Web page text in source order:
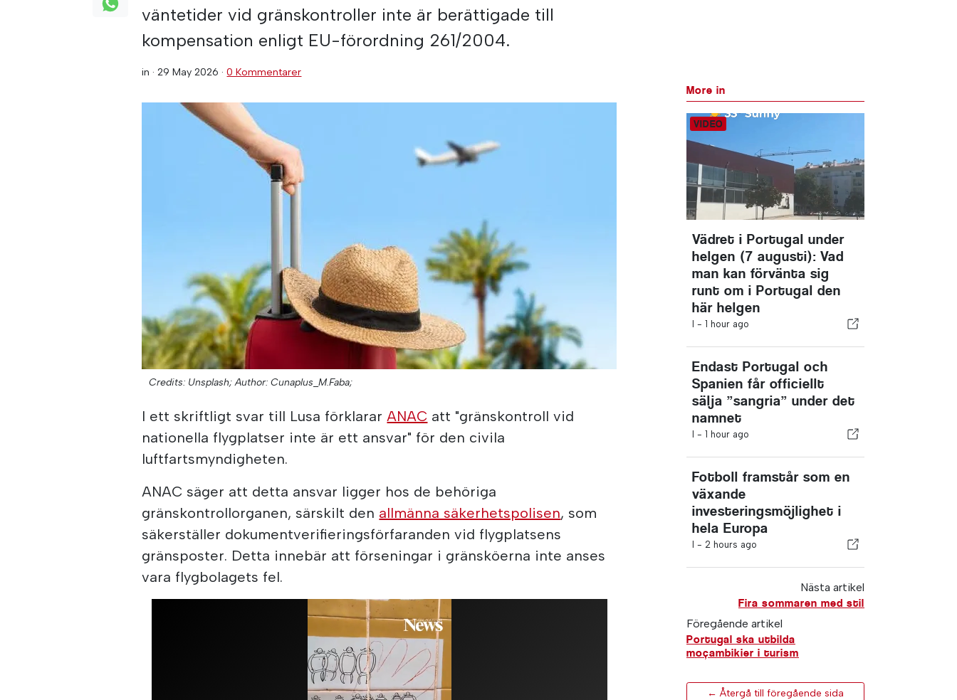
väntetider vid gränskontroller inte är berättigade till
kompensation enligt EU-förordning 261/2004.
in ·29 May 2026 ·0 Kommentarer
Credits: Unsplash; Author: Cunaplus_M.Faba;
I ett skriftligt svar till Lusa förklararANAC att "gränskontroll vid
nationella flygplatser inte är ett ansvar" för den civila
luftfartsmyndigheten.
ANAC säger att detta ansvar ligger hos de behöriga
gränskontrollorganen, särskilt den allmänna säkerhetspolisen, som
säkerställer dokumentverifieringsförfaranden vid flygplatsens
gränsposter. Detta innebär att förseningar i gränsköerna inte anses
vara flygbolagets fel.
More in
Vädret i Portugal under
helgen (7 augusti): Vad
man kan förvänta sig
runt om i Portugal den
här helgen
I - 1 hour ago
Endast Portugal och
Spanien får officiellt
sälja ”sangria” under det
namnet
I - 1 hour ago
Fotboll framstår som en
växande
investeringsmöjlighet i
hela Europa
I - 2 hours ago
Nästa artikel
Fira sommaren med stil
Föregående artikel
Portugal ska utbilda
moçambikier i turism
← Återgå till föregående sida